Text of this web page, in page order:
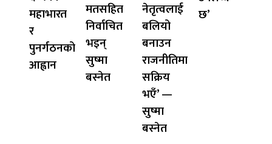
महाभारत
र
पुनर्गठनको
आह्वान
मतसहित
निर्वाचित
भइन्
सुष्मा
बस्नेत
नेतृत्वलाई
बलियो
बनाउन
राजनीतिमा
सक्रिय
भएँ’ —
सुष्मा
बस्नेत
छ’